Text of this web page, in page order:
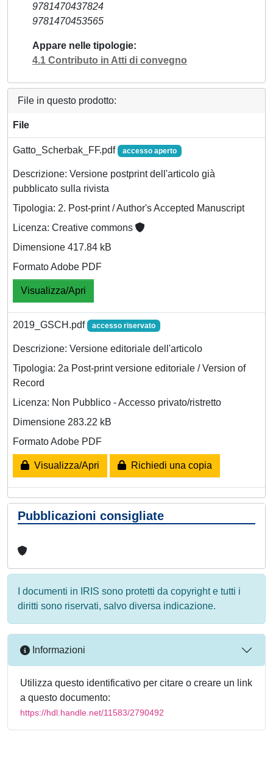
9781470437824
9781470453565
Appare nelle tipologie
4.1 Contributo in Atti di convegno
File in questo prodotto:
File
Gatto_Scherbak_FF.pdf accesso aperto
Descrizione: Versione postprint dell'articolo già
pubblicato sulla rivista
Tipologia: 2. Post-print / Author's Accepted Manuscript
Licenza: Creative commons
Dimensione 417.84 kB
Formato Adobe PDF
Visualizza/Apri
2019_GSCH.pdf accesso riservato
Descrizione: Versione editoriale dell'articolo
Tipologia: 2a Post-print versione editoriale / Version of
Record
Licenza: Non Pubblico - Accesso privato/ristretto
Dimensione 283.22 kB
Formato Adobe PDF
Visualizza/Apri Richiedi una copia
Pubblicazioni consigliate
I documenti in IRIS sono protetti da copyright e tutti i
diritti sono riservati, salvo diversa indicazione.
Informazioni
Utilizza questo identificativo per citare o creare un link
a questo documento:
https://hdl.handle.net/11583/2790492